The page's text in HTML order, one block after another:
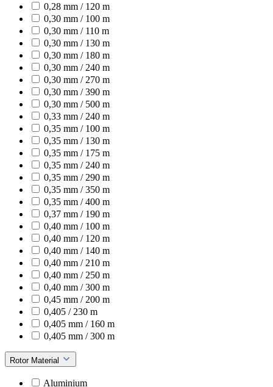
0,28 mm / 120 m
0,30 mm / 100 m
0,30 mm / 110 m
0,30 mm / 130 m
0,30 mm / 180 m
0,30 mm / 240 m
0,30 mm / 270 m
0,30 mm / 390 m
0,30 mm / 500 m
0,33 mm / 240 m
0,35 mm / 100 m
0,35 mm / 130 m
0,35 mm / 175 m
0,35 mm / 240 m
0,35 mm / 290 m
0,35 mm / 350 m
0,35 mm / 400 m
0,37 mm / 190 m
0,40 mm / 100 m
0,40 mm / 120 m
0,40 mm / 140 m
0,40 mm / 210 m
0,40 mm / 250 m
0,40 mm / 300 m
0,45 mm / 200 m
0,405 / 230 m
0,405 mm / 160 m
0,405 mm / 300 m
Rotor Material
Aluminium